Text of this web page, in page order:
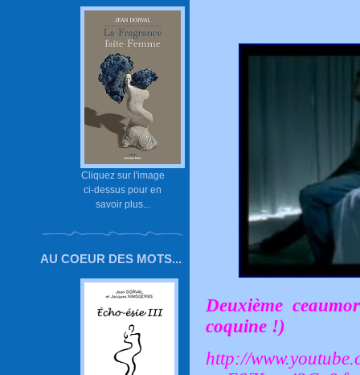
Cliquez sur l'image
ci-dessus pour en
savoir plus...
AU COEUR DES MOTS...
Deuxième
coquine !)
http://